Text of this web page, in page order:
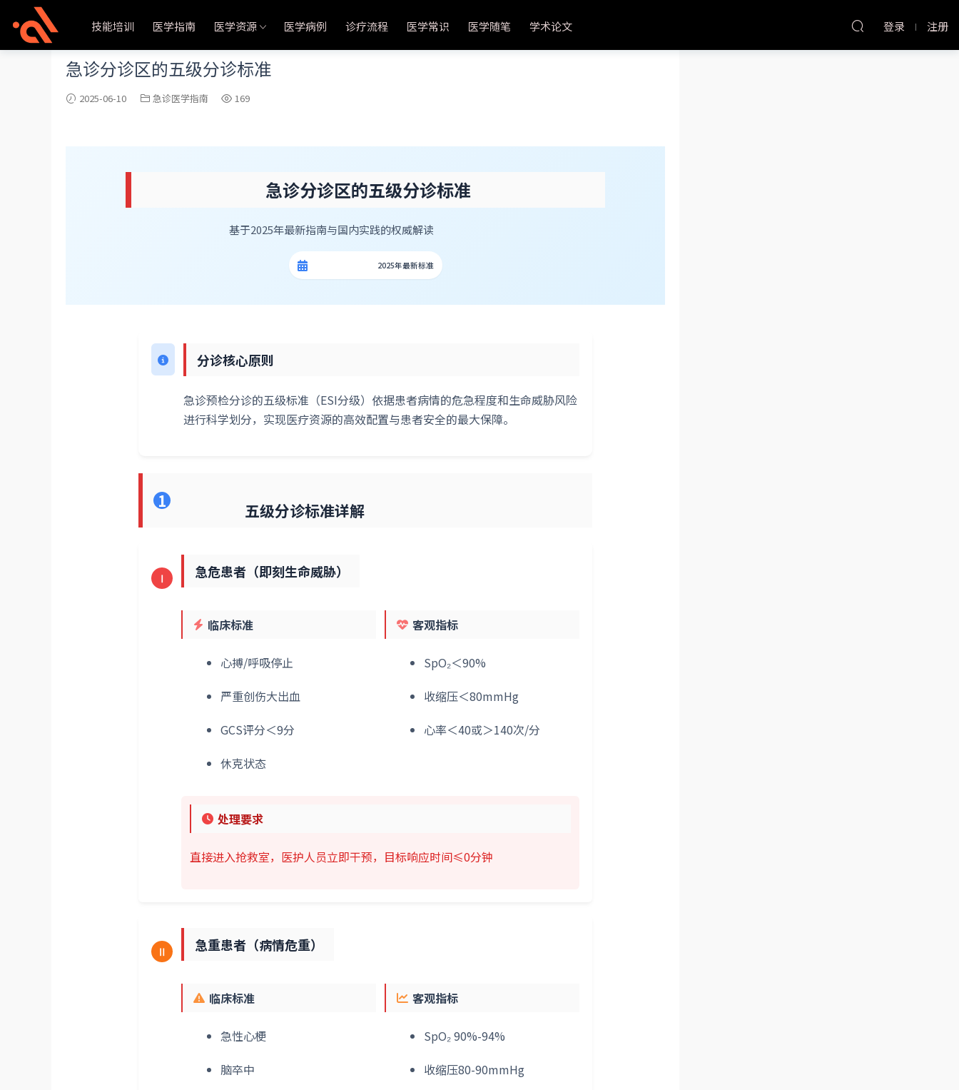
技能培训 医学指南 医学资源 医学病例 诊疗流程 医学常识 医学随笔 学术论文 登录 注册
当前位置：首页 急诊医学指南 正文
急诊分诊区的五级分诊标准
2025-06-10 急诊医学指南 169
急诊分诊区的五级分诊标准
基于2025年最新指南与国内实践的权威解读
2025年最新标准
分诊核心原则
急诊预检分诊的五级标准（ESI分级）依据患者病情的危急程度和生命威胁风险
进行科学划分，实现医疗资源的高效配置与患者安全的最大保障。
1 五级分诊标准详解
Ⅰ 急危患者（即刻生命威胁）
临床标准
心搏/呼吸停止
严重创伤大出血
GCS评分＜9分
休克状态
客观指标
SpO₂＜90%
收缩压＜80mmHg
心率＜40或＞140次/分
处理要求
直接进入抢救室，医护人员立即干预，目标响应时间≤0分钟
Ⅱ 急重患者（病情危重）
临床标准
急性心梗
脑卒中
客观指标
SpO₂ 90%-94%
收缩压80-90mmHg